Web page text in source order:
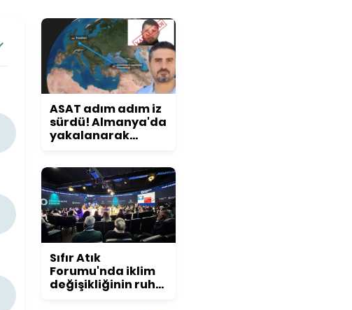
ASAT adım adım iz
sürdü! Almanya'da
yakalanarak
Sıfır Atık
Forumu'nda iklim
değişikliğinin ruh